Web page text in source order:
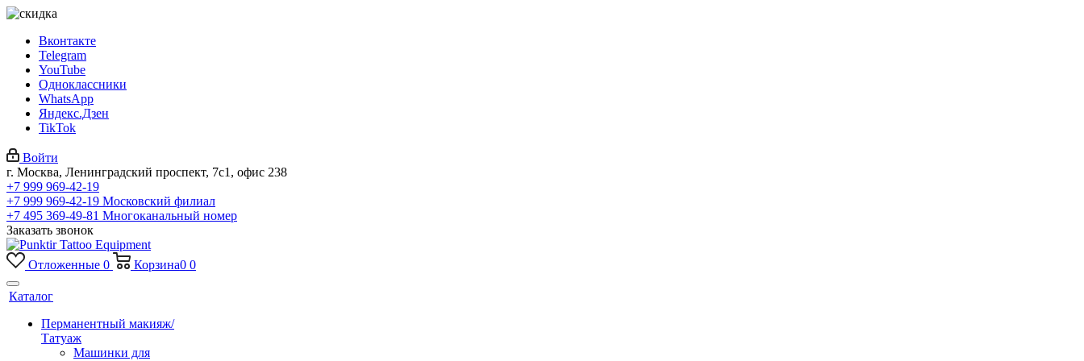
Вконтакте
Telegram
YouTube
Одноклассники
WhatsApp
Яндекс.Дзен
TikTok
Войти
г. Москва, Ленинградский проспект, 7с1, офис 238
+7 999 969-42-19
+7 999 969-42-19 Московский филиал
+7 495 369-49-81 Многоканальный номер
Заказать звонок
Отложенные 0 Корзина0 0
Каталог
Перманентный макияж/
Татуаж
Машинки для